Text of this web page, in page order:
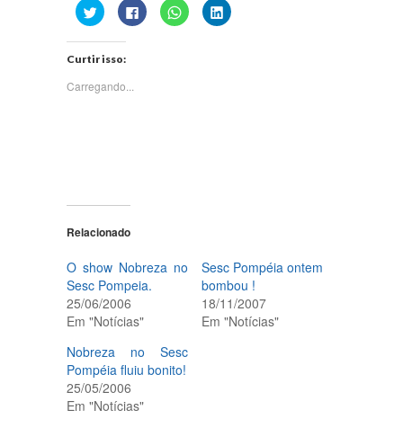
Clique
para
compartilhar
no
Twitter(abre
em
janela)
Clique
para
compartilhar
Clique
para
compartilhar
Clique
para
Curtir isso:
Carregando...
Relacionado
O show Nobreza no
Sesc Pompeia.
25/06/2006
Em "Notícias"
Sesc Pompéia ontem
bombou !
18/11/2007
Em "Notícias"
Nobreza no Sesc
Pompéia fluiu bonito!
25/05/2006
Em "Notícias"